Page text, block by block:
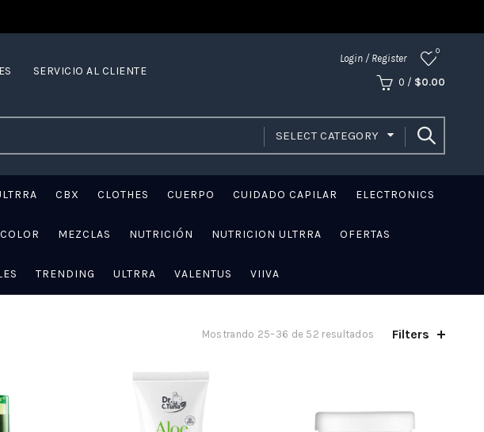
SERVICIO AL CLIENTE
Login / Register
0
0 / $0.00
SELECT CATEGORY
CBX CLOTHES CUERPO CUIDADO CAPILAR ELECTRONICS
MEZCLAS NUTRICIÓN NUTRICION ULTRRA OFERTAS
TRENDING ULTRRA VALENTUS VIIVA
Mostrando 25–36 de 52 resultados Filters